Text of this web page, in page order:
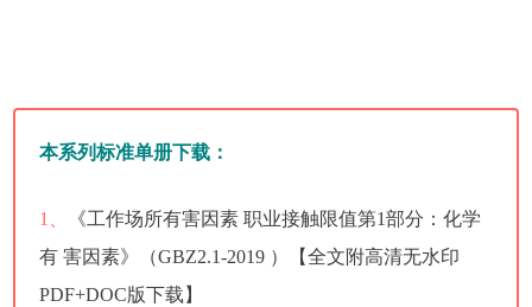
本系列标准单册下载：
1、
《工作场所有害因素 职业接触限值第1部分：化学
有 害因素》（GBZ2.1-2019 ）【全文附高清无水印
PDF+DOC版下载】